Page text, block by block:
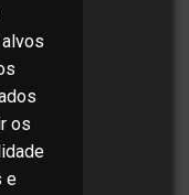
os
e